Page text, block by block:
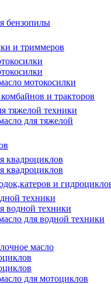
бензопилы
и триммеров
мотокосилки
и тракторов
тяжелой техники
для тяжелой
квадроциклов
квадроциклов
и
техники
водной техники
для водной техники
масло
для мотоциклов